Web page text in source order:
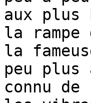
aux
la rampe
la
peu
connu